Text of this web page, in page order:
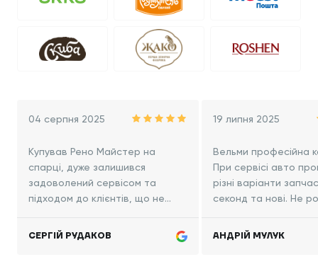
04 серпня 2025
Купував Рено Майстер на
спарці, дуже залишився
задоволений сервісом та
підходом до клієнтів, що не
AutoPlus дотримується слова!
СЕРГІЙ РУДАКОВ
19 липня 2025
Вельми професійна
При сервісі авто
різні варіанти
секонд та нові. Не
та по суті.
АНДРІЙ МУЛУК